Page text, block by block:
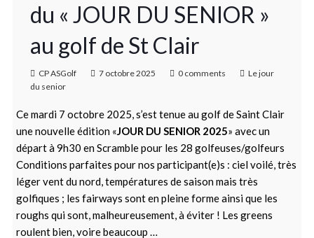
du « JOUR DU SENIOR »
au golf de St Clair
CP ASGolf 7 octobre 2025 0 comments
Le jour
du senior
Ce mardi 7 octobre 2025, s’est tenue au golf de Saint Clair
une nouvelle édition «JOUR DU SENIOR 2025» avec un
départ à 9h30 en Scramble pour les 28 golfeuses/golfeurs
Conditions parfaites pour nos participant(e)s : ciel voilé, très
léger vent du nord, températures de saison mais très
golfiques ; les fairways sont en pleine forme ainsi que les
roughs qui sont, malheureusement, à éviter ! Les greens
roulent bien, voire beaucoup …